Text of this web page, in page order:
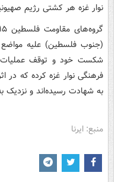
نوار غزه هر کشتی رژیم
(جنوب فلسطین) علیه مواضع
شکست خود و توقف عملیات
به شهادت رسیده‌اند و نزدیک به ۵۰ هزار نفر نیز زخمی شده
منبع: ایرنا